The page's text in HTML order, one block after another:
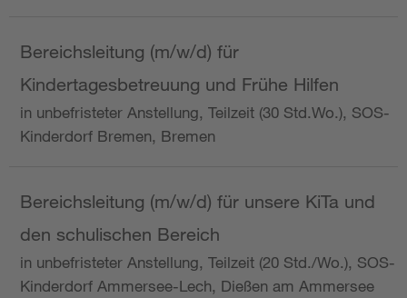
Bereichsleitung (m/w/d) für
Kindertagesbetreuung und Frühe Hilfen
in unbefristeter Anstellung, Teilzeit (30 Std.Wo.), SOS-
Kinderdorf Bremen, Bremen
Bereichsleitung (m/w/d) für unsere KiTa und
den schulischen Bereich
in unbefristeter Anstellung, Teilzeit (20 Std./Wo.), SOS-
Kinderdorf Ammersee-Lech, Dießen am Ammersee